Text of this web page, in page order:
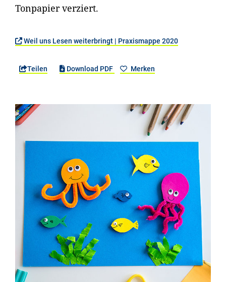
Tonpapier verziert.
Weil uns Lesen weiterbringt | Praxismappe 2020
Teilen Download PDF Merken